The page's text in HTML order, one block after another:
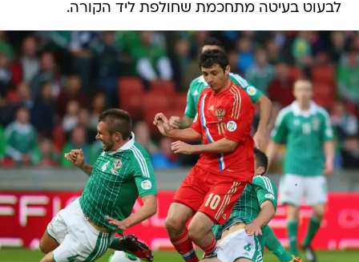
לבעוט בעיטה מתחכמת שחולפת ליד הקורה.